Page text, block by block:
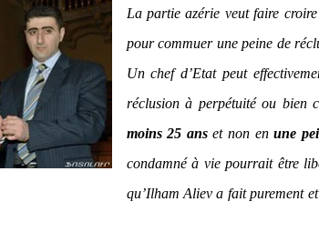
La partie azérie veut faire
pour commuer une peine de
Un chef d’Etat peut
réclusion à perpétuité ou bien
moins 25 anset non enune
condamné à vie pourrait être
qu’Ilham Aliev a fait purement